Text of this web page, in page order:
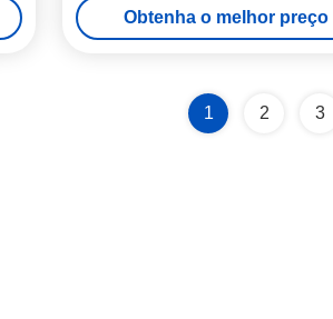
Obtenha o melhor preço
1 2 3